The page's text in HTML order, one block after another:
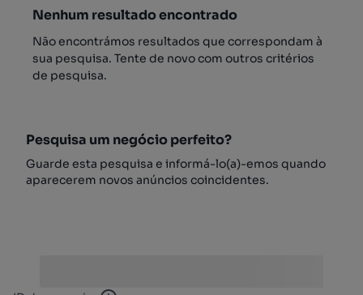
Nenhum resultado encontrado
Não encontrámos resultados que correspondam à
sua pesquisa. Tente de novo com outros critérios
de pesquisa.
Pesquisa um negócio perfeito?
Guarde esta pesquisa e informá-lo(a)-emos quando
aparecerem novos anúncios coincidentes.